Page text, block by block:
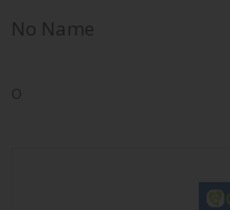
No Name
O